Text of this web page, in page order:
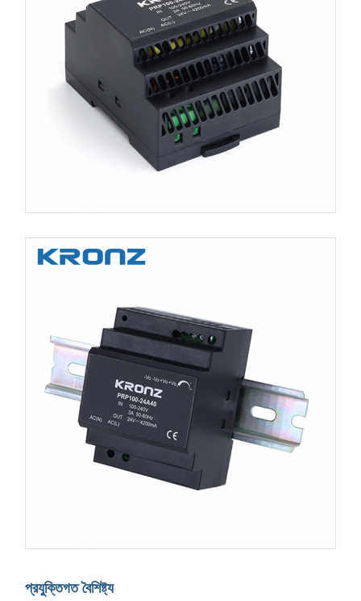
প্রযুক্তিগত বৈশিষ্ট্য